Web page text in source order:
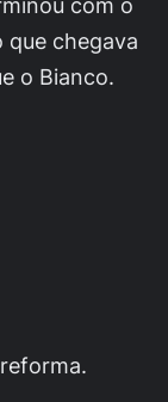
que chegava
o Bianco.